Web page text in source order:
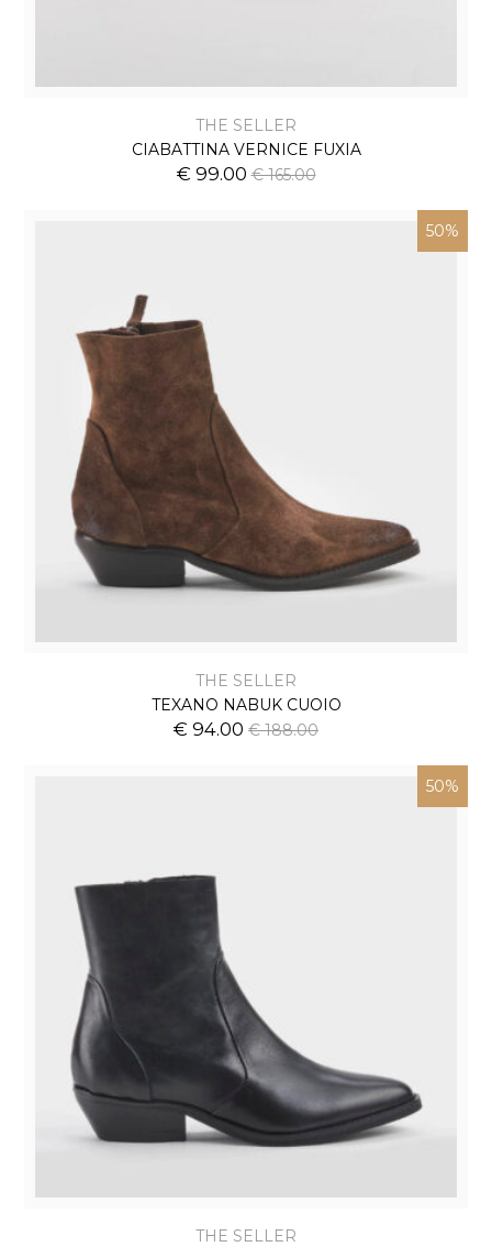
THE SELLER
CIABATTINA VERNICE FUXIA
€ 99.00€ 165.00
50%
THE SELLER
TEXANO NABUK CUOIO
€ 94.00 € 188.00
50%
THE SELLER